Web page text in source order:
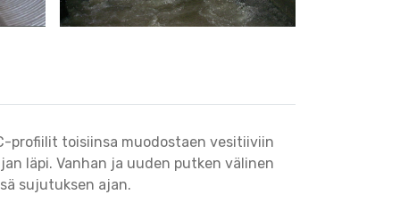
profiilit toisiinsa muodostaen vesitiiviin
läpi. Vanhan ja uuden putken välinen
sujutuksen ajan.